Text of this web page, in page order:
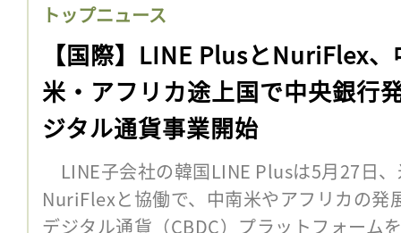
トップニュース
【国際】LINE PlusとNuriFlex、
米・アフリカ途上国で中央銀行
ジタル通貨事業開始
LINE子会社の韓国LINE Plusは5月27日
NuriFlexと協働で、中南米やアフリカの発
デジタル通貨（CBDC）プラットフォーム